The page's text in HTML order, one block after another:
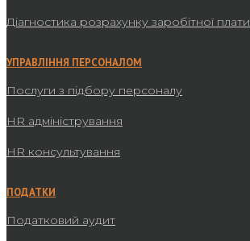
Діагностика розрахунку заробітної плати
УПРАВЛІННЯ ПЕРСОНАЛОМ
Послуги з підбору персоналу
HR адміністрування
HR консультування
ПОДАТКИ
Податковий аудит